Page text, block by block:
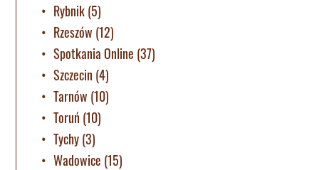
Rybnik(5)
Rzeszów (12)
Spotkania Online (37)
Szczecin (4)
Tarnów (10)
Toruń (10)
Tychy(3)
Wadowice (15)